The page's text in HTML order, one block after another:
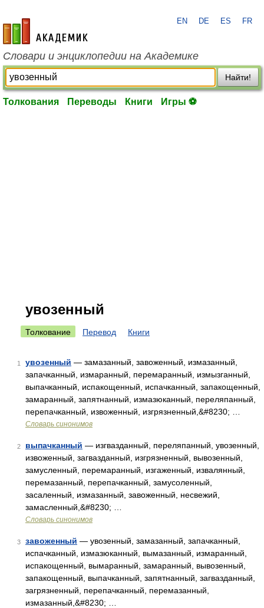
academic.ru
EN DE ES FR
Словари и энциклопедии на Академике
Найти!
Толкования Переводы Книги Игры ⚽
увозенный
Толкование Перевод Книги
1 увозенный — замазанный, завоженный, измазанный,
запачканный, измаранный, перемаранный, измызганный,
выпачканный, испакощенный, испачканный, запакощенный,
замаранный, запятнанный, измазюканный, переляпанный,
перепачканный, извоженный, изгрязненный,&#8230; …
Словарь синонимов
2 выпачканный — изгвазданный, переляпанный, увозенный,
извоженный, загвазданный, изгрязненный, вывозенный,
замусленный, перемаранный, изгаженный, извалянный,
перемазанный, перепачканный, замусоленный,
засаленный, измазанный, завоженный, несвежий,
замасленный,&#8230; …
Словарь синонимов
3 завоженный — увозенный, замазанный, запачканный,
испачканный, измазюканный, вымазанный, измаранный,
испакощенный, вымаранный, замаранный, вывозенный,
запакощенный, выпачканный, запятнанный, загвазданный,
загрязненный, перепачканный, перемазанный,
измазанный,&#8230; …